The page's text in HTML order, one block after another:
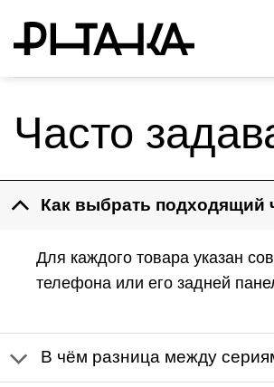
to
content
Часто
Как выбрать подходящий
Для каждого товара указан
телефона или его задней
В чём разница между